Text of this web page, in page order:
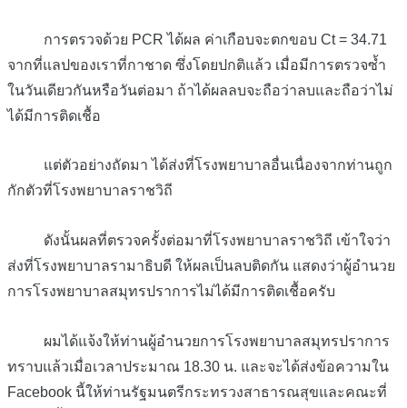
การตรวจด้วย PCR ได้ผล ค่าเกือบจะตกขอบ Ct = 34.71
จากที่แลปของเราที่กาชาด ซึ่งโดยปกติแล้ว เมื่อมีการตรวจซ้ำ
ในวันเดียวกันหรือวันต่อมา ถ้าได้ผลลบจะถือว่าลบและถือว่าไม่
ได้มีการติดเชื้อ
แต่ตัวอย่างถัดมา ได้ส่งที่โรงพยาบาลอื่นเนื่องจากท่านถูก
กักตัวที่โรงพยาบาลราชวิถี
ดังนั้นผลที่ตรวจครั้งต่อมาที่โรงพยาบาลราชวิถี เข้าใจว่า
ส่งที่โรงพยาบาลรามาธิบดี ให้ผลเป็นลบติดกัน แสดงว่าผู้อำนวย
การโรงพยาบาลสมุทรปราการไม่ได้มีการติดเชื้อครับ
ผมได้แจ้งให้ท่านผู้อำนวยการโรงพยาบาลสมุทรปราการ
ทราบแล้วเมื่อเวลาประมาณ 18.30 น. และจะได้ส่งข้อความใน
Facebook นี้ให้ท่านรัฐมนตรีกระทรวงสาธารณสุขและคณะที่